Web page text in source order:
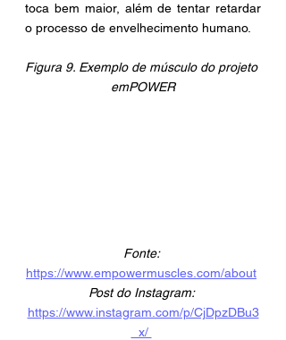
toca bem maior, além de tentar retardar
o processo de envelhecimento humano.
Figura 9. Exemplo de músculo do projeto
emPOWER
Fonte:
https://www.empowermuscles.com/about
Post do Instagram:
https://www.instagram.com/p/CjDpzDBu3
_x/